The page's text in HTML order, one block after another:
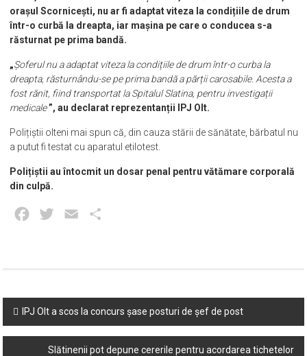
orașul Scornicești, nu ar fi adaptat viteza la condițiile de drum
într-o curbă la dreapta, iar mașina pe care o conducea s-a
răsturnat pe prima bandă.
„Șoferul nu a adaptat viteza la condițiile de drum într-o curba la
dreapta, răsturnându-se pe prima bandă a părții carosabile. Acesta a
fost rănit, fiind transportat la Spitalul Slatina, pentru investigații
medicale”, au declarat reprezentanții IPJ Olt.
Polițiștii olteni mai spun că, din cauza stării de sănătate, bărbatul nu
a putut fi testat cu aparatul etilotest.
Polițiștii au întocmit un dosar penal pentru vătămare corporală
din culpă.
Facebook
Twitter Email
Post
navigation
IPJ Olt a scos la concurs șase posturi de șef de post
Slătinenii pot depune cererile pentru acordarea tichetelor